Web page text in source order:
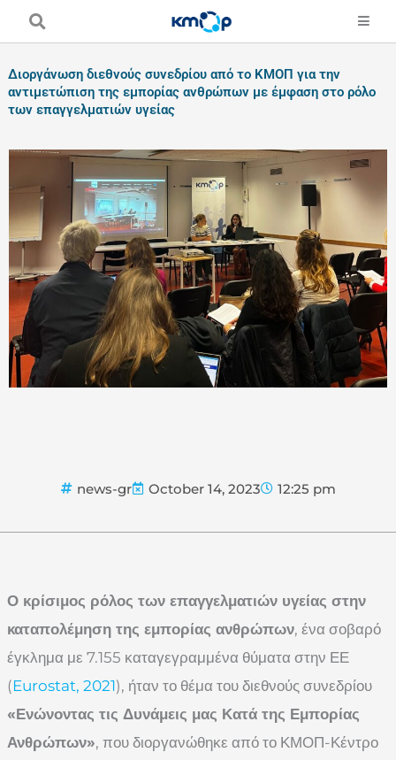
Διοργάνωση διεθνούς συνεδρίου από το ΚΜΟΠ για την
αντιμετώπιση της εμπορίας ανθρώπων με έμφαση στο ρόλο
των επαγγελματιών υγείας
news-gr October 14, 2023 12:25 pm
Ο κρίσιμος ρόλος των επαγγελματιών υγείας στην
καταπολέμηση της εμπορίας ανθρώπων, ένα σοβαρό
έγκλημα με 7.155 καταγεγραμμένα θύματα στην ΕΕ
(Eurostat, 2021), ήταν το θέμα του διεθνούς συνεδρίου
«Ενώνοντας τις Δυνάμεις μας Κατά της Εμπορίας
Ανθρώπων», που διοργανώθηκε από το ΚΜΟΠ-Κέντρο